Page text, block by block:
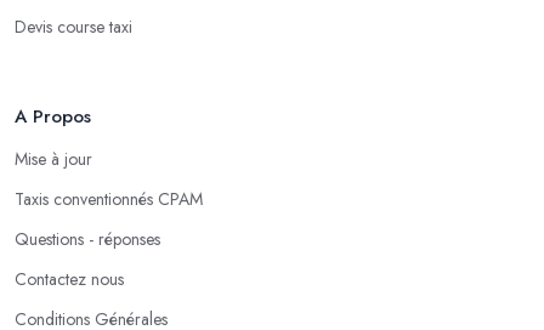
Devis course taxi
A Propos
Mise à jour
Taxis conventionnés CPAM
Questions - réponses
Contactez nous
Conditions Générales